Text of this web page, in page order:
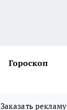
Гороскоп
Заказать рекламу